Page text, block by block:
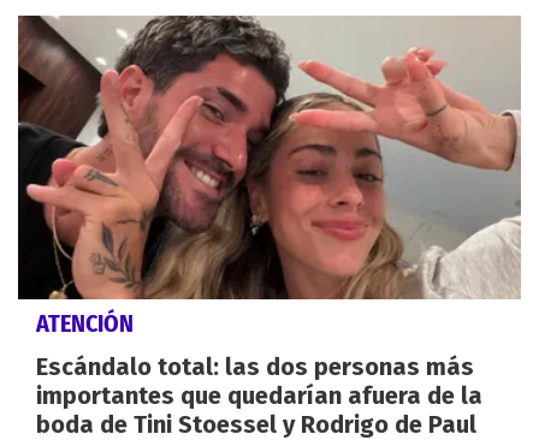
ATENCIÓN
Escándalo total: las dos personas más
importantes que quedarían afuera de la
boda de Tini Stoessel y Rodrigo de Paul